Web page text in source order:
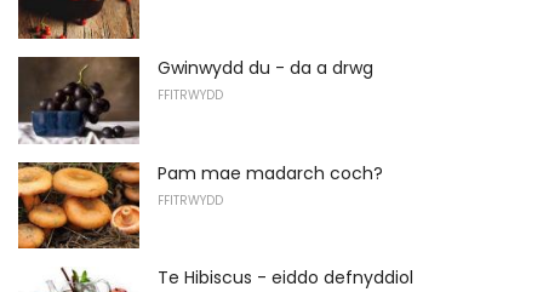
Gwinwydd du - da a drwg
FFITRWYDD
Pam mae madarch coch?
FFITRWYDD
Te Hibiscus - eiddo defnyddiol